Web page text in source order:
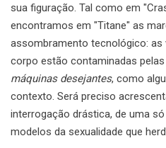
sua figuração. Tal como em
encontramos em "Titane" as
assombramento tecnológico: as
corpo estão contaminadas
máquinas desejantes, como
contexto. Será preciso
interrogação drástica, de uma
modelos da sexualidade que